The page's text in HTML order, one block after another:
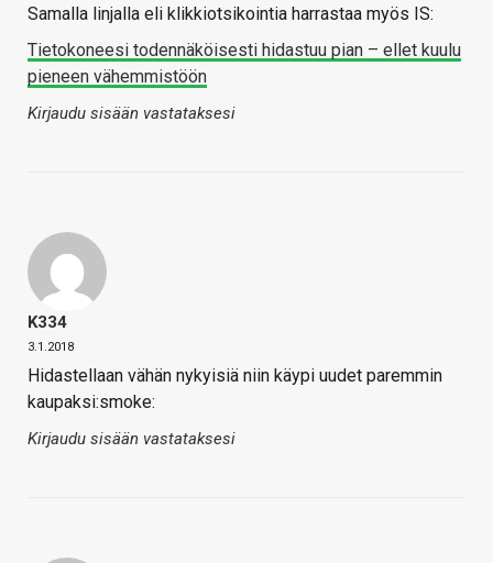
Samalla linjalla eli klikkiotsikointia harrastaa myös IS:
Tietokoneesi todennäköisesti hidastuu pian – ellet kuulu
pieneen vähemmistöön
Kirjaudu sisään vastataksesi
K334
3.1.2018
Hidastellaan vähän nykyisiä niin käypi uudet paremmin
kaupaksi:smoke:
Kirjaudu sisään vastataksesi